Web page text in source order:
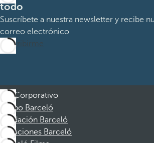
todo
Suscríbete a nuestra newsletter y recibe
correo electrónico
Suscribirme
Corporativo
Grupo Barceló
Fundación Barceló
Vacaciones Barceló